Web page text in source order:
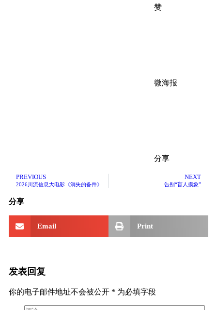
赞
微海报
分享
PREVIOUS
2026川流信息大电影《消失的备件》
NEXT
告别“盲人摸象”
分享
Email Print
发表回复
你的电子邮件地址不会被公开 * 为必填字段